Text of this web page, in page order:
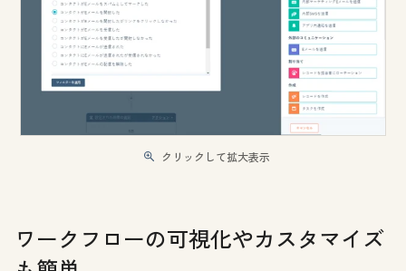
クリックして拡大表示
ワークフローの可視化やカスタマイズ